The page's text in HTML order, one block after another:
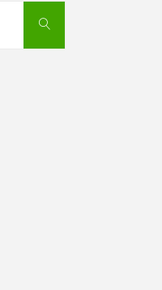
Cerca